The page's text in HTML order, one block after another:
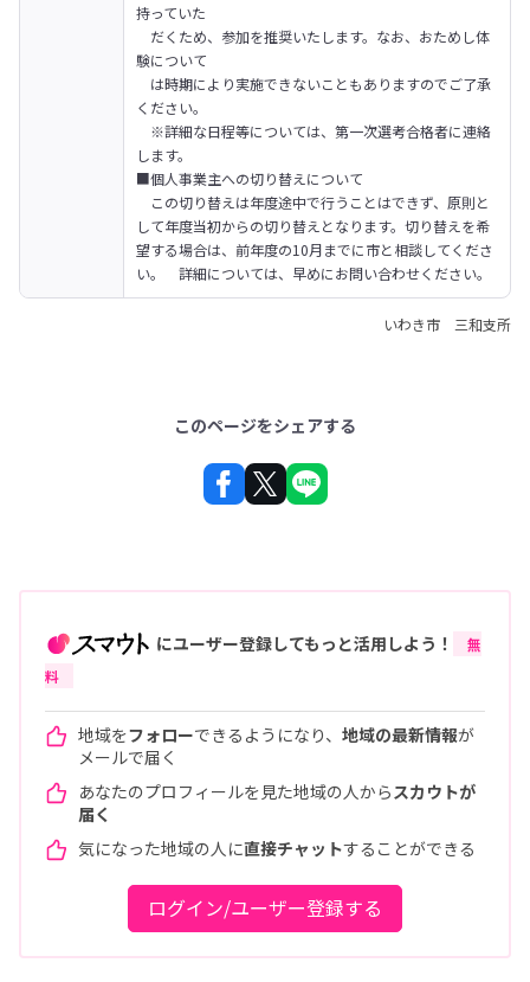
持っていた
だくため、参加を推奨いたします。なお、おためし体
験について
は時期により実施できないこともありますのでご了承
ください。
※詳細な日程等については、第一次選考合格者に連絡
します。
■個人事業主への切り替えについて
この切り替えは年度途中で行うことはできず、原則と
して年度当初からの切り替えとなります。切り替えを希
望する場合は、前年度の10月までに市と相談してくださ
い。　詳細については、早めにお問い合わせください。
いわき市 三和支所
このページをシェアする
にユーザー登録してもっと活用しよう！
無
料
地域をフォローできるようになり、 地域の最新情報が
メールで届く
あなたのプロフィールを見た地域の人から スカウトが
届く
気になった地域の人に直接チャットすることができる
ログイン/ユーザー登録する